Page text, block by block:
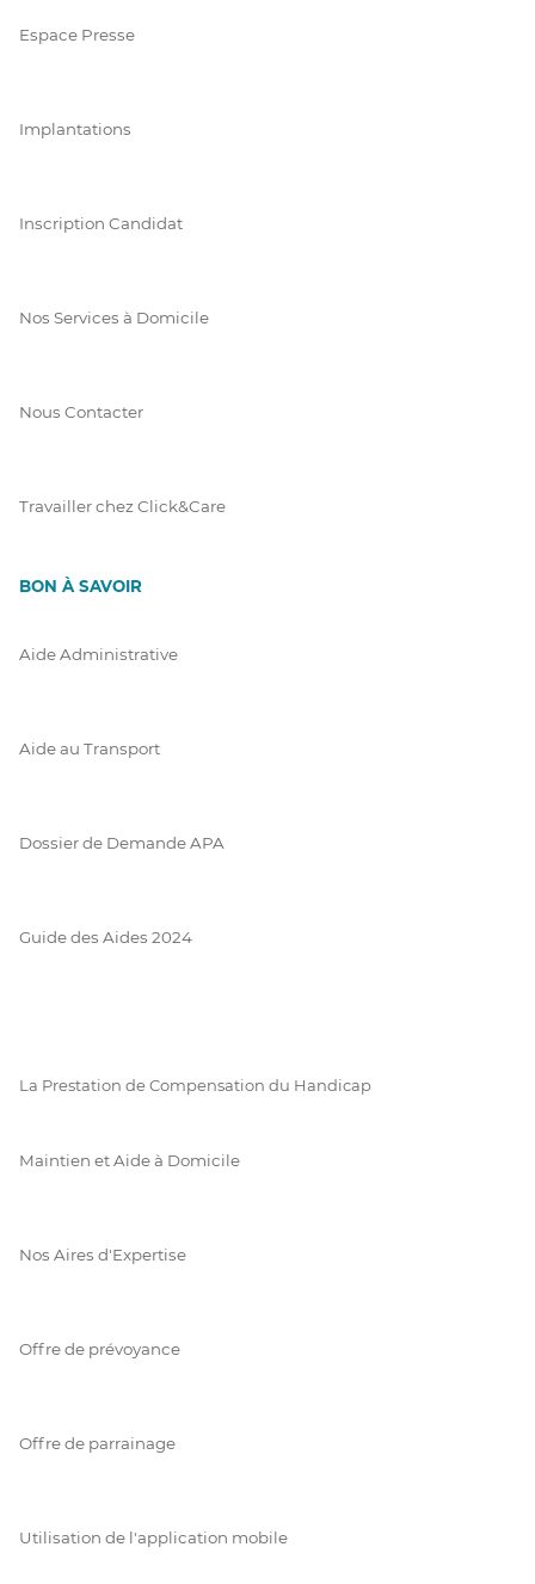
Espace Presse
Implantations
Inscription Candidat
Nos Services à Domicile
Nous Contacter
Travailler chez Click&Care
BON À SAVOIR
Aide Administrative
Aide au Transport
Dossier de Demande APA
Guide des Aides 2024
La Prestation de Compensation du Handicap
Maintien et Aide à Domicile
Nos Aires d'Expertise
Offre de prévoyance
Offre de parrainage
Utilisation de l'application mobile